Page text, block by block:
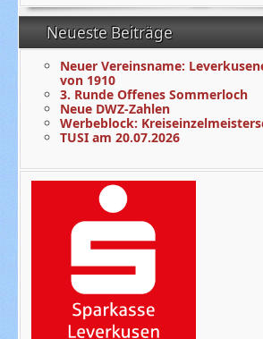
Neueste Beiträge
Neuer Vereinsname:
von 1910
3. Runde Offenes Sommerloch
Neue DWZ-Zahlen
Werbeblock:
TUSI am 20.07.2026